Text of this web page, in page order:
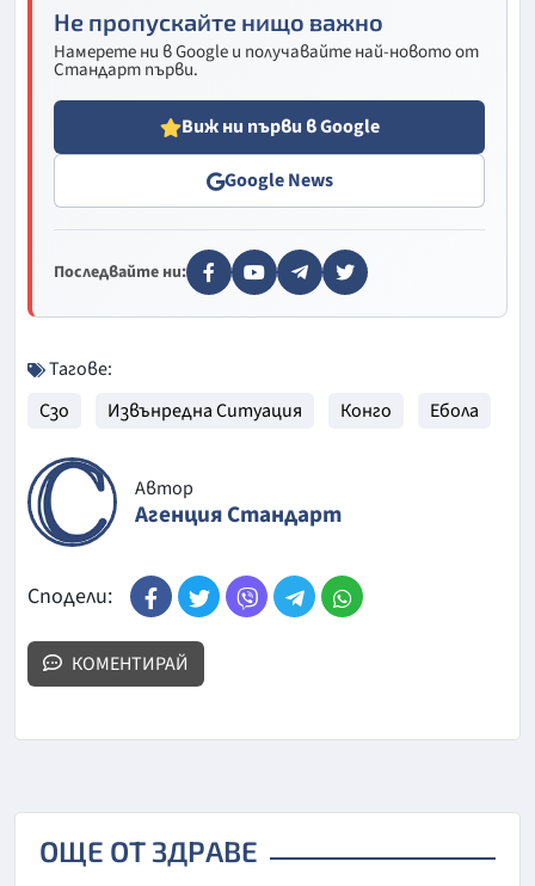
Не пропускайте нищо важно
Намерете ни в Google и получавайте най-новото от
Стандарт първи.
Виж ни първи в Google
Google News
Последвайте ни:
Тагове:
Сзо
Извънредна Ситуация Конго Ебола
Автор
Агенция Стандарт
Сподели:
КОМЕНТИРАЙ
ОЩЕ ОТ ЗДРАВЕ